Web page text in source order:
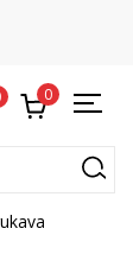
0